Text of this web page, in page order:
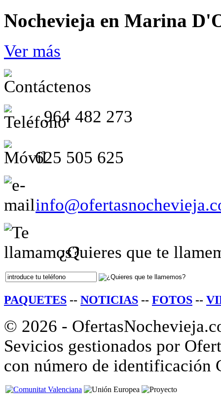
Nochevieja en Marina
Ver más
964 482 273
625 505 625
¿Quieres que te
PAQUETES -- NOTICIAS -- FOTOS --
© 2026 -
Sevicios gestionados por
con número de identificación